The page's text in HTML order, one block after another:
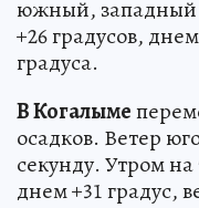
южный, западный
+26 градусов,
градуса.
В Когалыме
осадков. Ветер
секунду. Утром на
днем +31 градус,